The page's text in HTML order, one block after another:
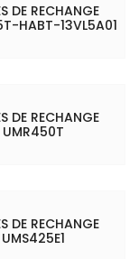
DE RECHANGE
HABT-13VL5A01
DE RECHANGE
UMR450T
DE RECHANGE
UMS425E1